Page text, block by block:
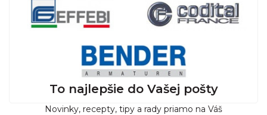
To najlepšie do Vašej pošty
Novinky, recepty, tipy a rady priamo na Váš